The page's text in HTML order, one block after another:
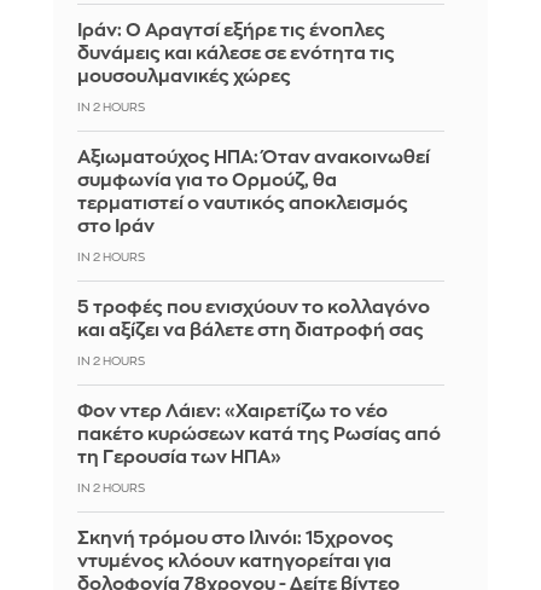
Ιράν: Ο Αραγτσί εξήρε τις ένοπλες
δυνάμεις και κάλεσε σε ενότητα τις
μουσουλμανικές χώρες
IN 2 HOURS
Αξιωματούχος ΗΠΑ: Όταν ανακοινωθεί
συμφωνία για το Ορμούζ, θα
τερματιστεί ο ναυτικός αποκλεισμός
στο Ιράν
IN 2 HOURS
5 τροφές που ενισχύουν το κολλαγόνο
και αξίζει να βάλετε στη διατροφή σας
IN 2 HOURS
Φον ντερ Λάιεν: «Χαιρετίζω το νέο
πακέτο κυρώσεων κατά της Ρωσίας από
τη Γερουσία των ΗΠΑ»
IN 2 HOURS
Σκηνή τρόμου στο Ιλινόι: 15χρονος
ντυμένος κλόουν κατηγορείται για
δολοφονία 78χρονου - Δείτε βίντεο